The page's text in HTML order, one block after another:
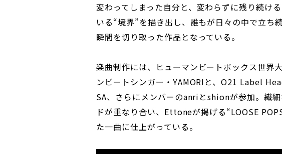
変わってしまった自分と、変わらずに残り続け
いる“境界”を描き出し、誰もが日々の中で立ち
瞬間を切り取った作品となっている。
楽曲制作には、ヒューマンビートボックス世界
ンビートシンガー・YAMORIと、O21 Label
SA、さらにメンバーのanriとshionが参加。繊
ドが重なり合い、Ettoneが掲げる“LOOSE
た一曲に仕上がっている。